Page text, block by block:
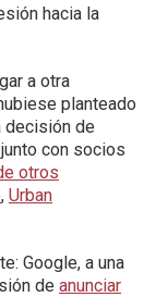
hacia la
a otra
planteado
decisión de
con socios
otros
, Urban
Google, a una
de anunciar